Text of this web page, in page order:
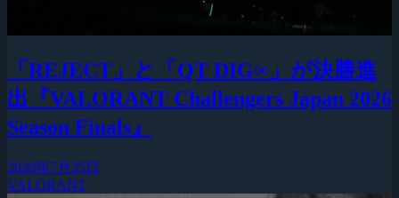
「REJECT」と「QT DIG∞」が決勝進
出『VALORANT Challengers Japan 2026
Season Finals』
2026年7月25日
VALORANT